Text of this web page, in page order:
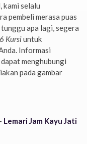
kami selalu
pembeli merasa puas
apa lagi, segera
Kursiuntuk
Informasi
menghubungi
pada gambar
Lemari Jam Kayu Jati